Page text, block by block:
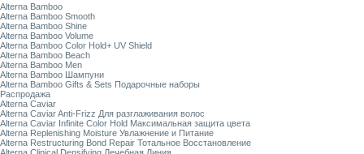
Alterna Bamboo
Alterna Bamboo Smooth
Alterna Bamboo Shine
Alterna Bamboo Volume
Alterna Bamboo Color Hold+ UV Shield
Alterna Bamboo Beach
Alterna Bamboo Men
Alterna Bamboo Шампуни
Alterna Bamboo Gifts & Sets Подарочные наборы
Распродажа
Alterna Caviar
Alterna Caviar Anti-Frizz Для разглаживания волос
Alterna Caviar Infinite Color Hold Максимальная защита цвета
Alterna Replenishing Moisture Увлажнение и Питание
Alterna Restructuring Bond Repair Тотальное Восстановление